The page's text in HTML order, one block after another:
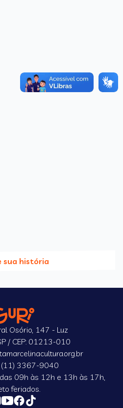
sua história
Osório, 147 - Luz
/ CEP: 01213-010
(11) 3367-9040
09h às 12h e 13h às 17h,
feriados.